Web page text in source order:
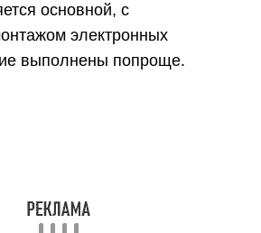
основной, с
электронных
выполнены попроще.